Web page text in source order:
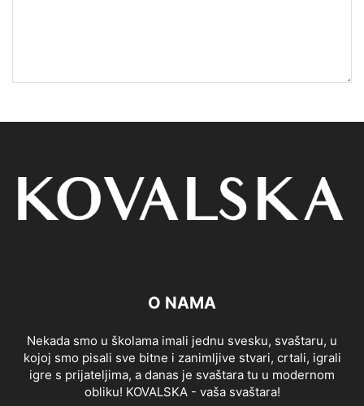
O NAMA
Nekada smo u školama imali jednu svesku, svaštaru, u
kojoj smo pisali sve bitne i zanimljive stvari, crtali, igrali
igre s prijateljima, a danas je svaštara tu u modernom
obliku! KOVALSKA - vaša svaštara!